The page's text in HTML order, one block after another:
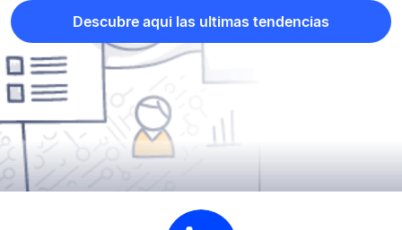
Descubre aqui las ultimas tendencias